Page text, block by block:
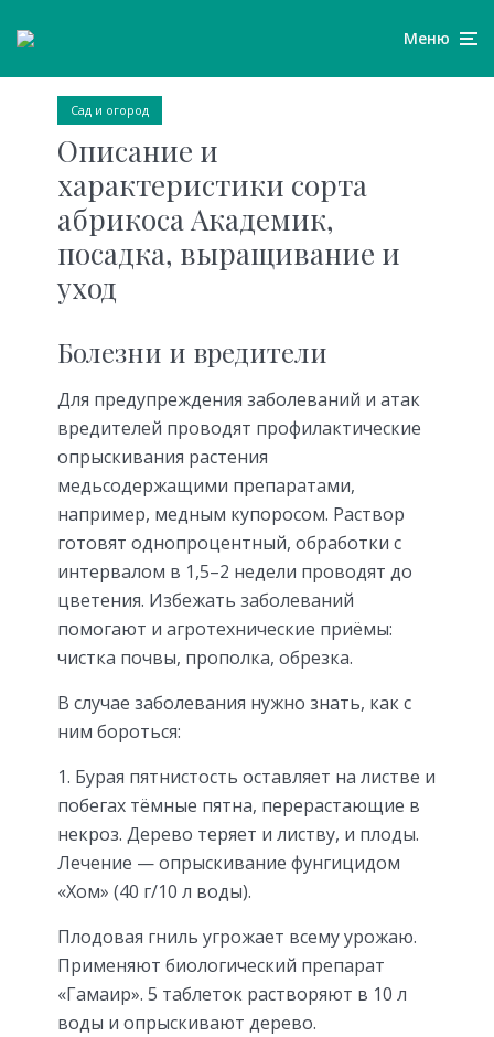
Меню
Сад и огород
Описание и
характеристики сорта
абрикоса Академик,
посадка, выращивание и
уход
Болезни и вредители
Для предупреждения заболеваний и атак
вредителей проводят профилактические
опрыскивания растения
медьсодержащими препаратами,
например, медным купоросом. Раствор
готовят однопроцентный, обработки с
интервалом в 1,5–2 недели проводят до
цветения. Избежать заболеваний
помогают и агротехнические приёмы:
чистка почвы, прополка, обрезка.
В случае заболевания нужно знать, как с
ним бороться:
Бурая пятнистость оставляет на листве и
побегах тёмные пятна, перерастающие в
некроз. Дерево теряет и листву, и плоды.
Лечение — опрыскивание фунгицидом
«Хом» (40 г/10 л воды).
Плодовая гниль угрожает всему урожаю.
Применяют биологический препарат
«Гамаир». 5 таблеток растворяют в 10 л
воды и опрыскивают дерево.